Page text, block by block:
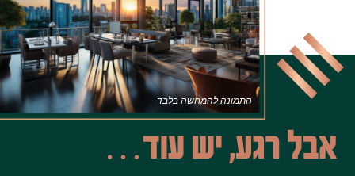
התמונה להמחשה בלבד